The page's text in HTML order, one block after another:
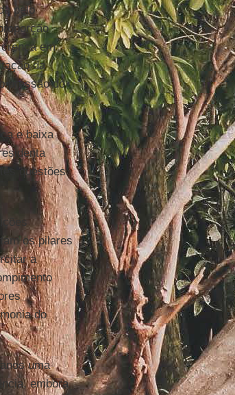
pelo
em
da
pressão do
e baixa
questões
os pilares
a
do
uma
embora